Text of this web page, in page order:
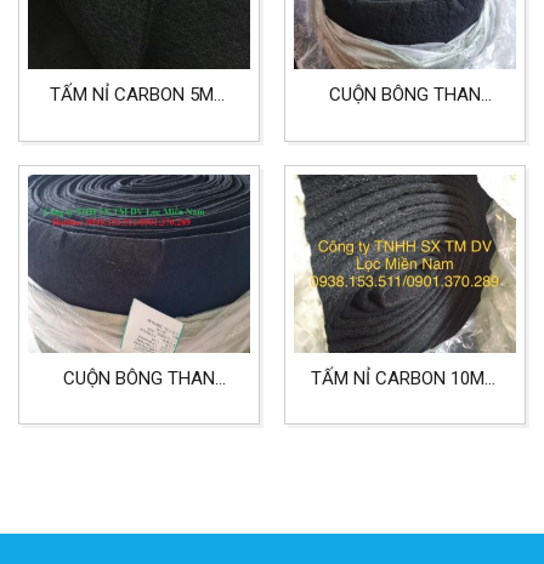
TẤM NỈ CARBON 5MM
CUỘN BÔNG THAN
KHỔ 1MX20M
CUỘN BÔNG THAN
KHỔ 1.2MX50M
TẤM NỈ CARBON 10MM
LỌC KHÍ CÔNG NGHIỆP